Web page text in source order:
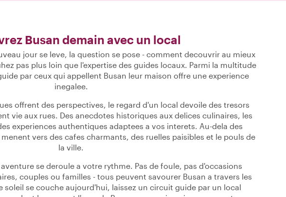
Busan demain avec un local
jour se leve, la question se pose - comment decouvrir au mieux
pas plus loin que l'expertise des guides locaux. Parmi la multitude
par ceux qui appellent Busan leur maison offre une experience
inegalee.
offrent des perspectives, le regard d'un local devoile des tresors
vie aux rues. Des anecdotes historiques aux delices culinaires, les
experiences authentiques adaptees a vos interets. Au-dela des
vers des cafes charmants, des ruelles paisibles et le pouls de
la ville.
se deroule a votre rythme. Pas de foule, pas d'occasions
couples ou familles - tous peuvent savourer Busan a travers les
soleil se couche aujourd'hui, laissez un circuit guide par un local